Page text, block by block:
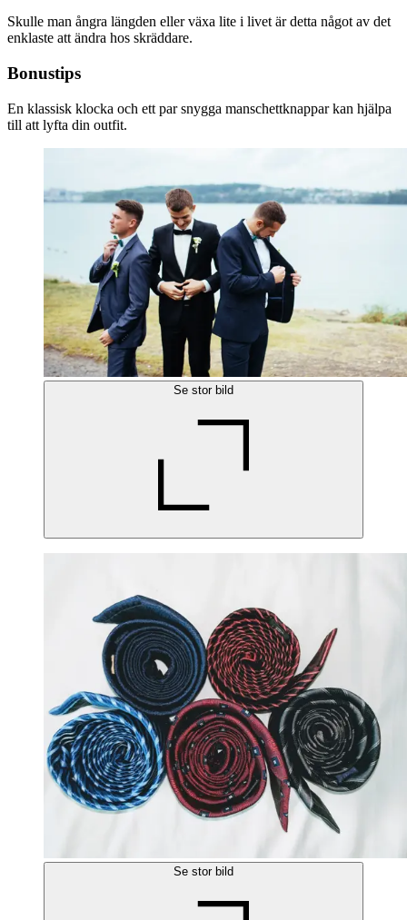
Skulle man ångra längden eller växa lite i livet är detta något av det
enklaste att ändra hos skräddare.
Bonustips
En klassisk klocka och ett par snygga manschettknappar kan hjälpa
till att lyfta din outfit.
Se stor bild
Se stor bild